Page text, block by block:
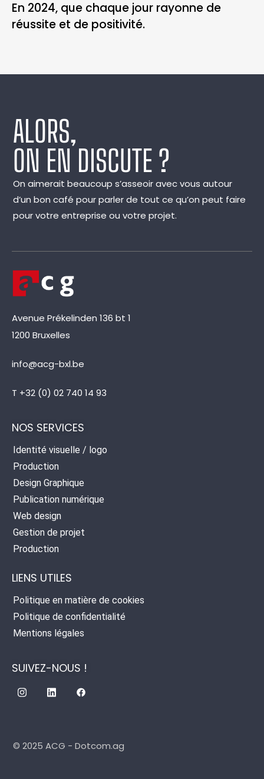
En 2024, que chaque jour rayonne de
réussite et de positivité.
ALORS,
ON EN DISCUTE ?
On aimerait beaucoup s’asseoir avec vous autour
d’un bon café pour parler de tout ce qu’on peut faire
pour votre entreprise ou votre projet.
Avenue Prékelinden 136 bt 1
1200 Bruxelles
info@acg-bxl.be
T +32 (0) 02 740 14 93
NOS SERVICES
Identité visuelle / logo
Production
Design Graphique
Publication numérique
Web design
Gestion de projet
Production
LIENS UTILES
Politique en matière de cookies
Politique de confidentialité
Mentions légales
SUIVEZ-NOUS !
© 2025 ACG - Dotcom.ag